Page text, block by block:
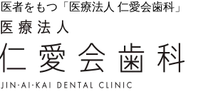
者をもつ「医療法人 仁愛会歯科」